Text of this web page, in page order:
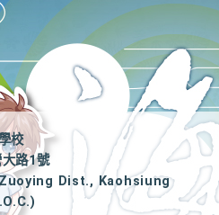
校
路1號
Dist., Kaohsiung